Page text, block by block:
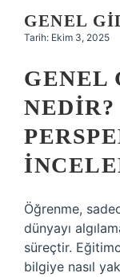
Hakkımızda
GENEL
Tarih: Ekim 3, 2025
GENEL
Öğrenme,
dünyayı
süreçtir.
bilgiye nasıl